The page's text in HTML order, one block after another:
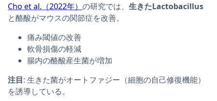
Cho et al.（2022年） の研究では、 生きたLactobacillus
と酪酸がマウスの関節症を改善。
痛み閾値の改善
軟骨損傷の軽減
腸内の酪酸産生菌が増加
注目: 生きた菌がオートファジー（細胞の自己修復機能）
を誘導している。